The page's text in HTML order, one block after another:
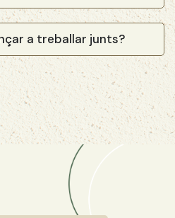
a treballar junts?